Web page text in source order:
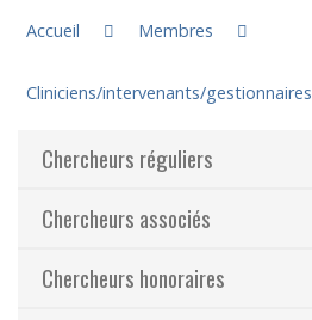
À propos
Recherche
Membres
Étudiants
Accueil
Membres
Cliniciens/intervenants/gestionnaires
Chercheurs réguliers
Chercheurs associés
Chercheurs honoraires